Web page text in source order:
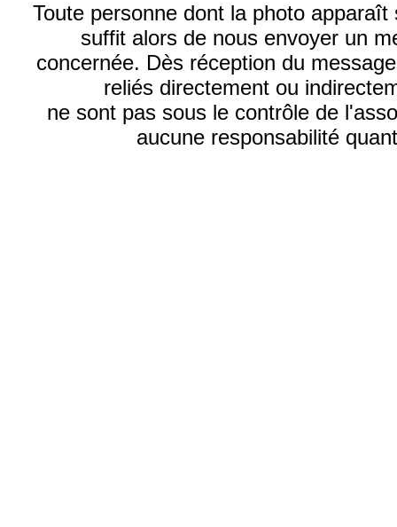
Toute personne dont la photo
suffit alors de nous envoyer un
concernée. Dès réception du
reliés directement ou
ne sont pas sous le contrôle de
aucune responsabilité